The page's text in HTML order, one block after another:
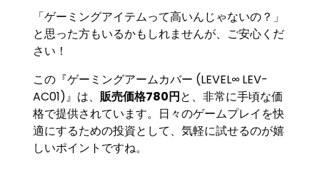
「ゲーミングアイテムって高いんじゃないの？」
と思った方もいるかもしれませんが、ご安心くだ
さい！
この『ゲーミングアームカバー (LEVEL∞ LEV-
AC01)』は、 販売価格780円と、非常に手頃な価
格で提供されています。日々のゲームプレイを快
適にするための投資として、気軽に試せるのが嬉
しいポイントですね。